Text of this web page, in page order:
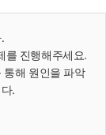
를 진행해주세요.
통해 원인을 파악
.